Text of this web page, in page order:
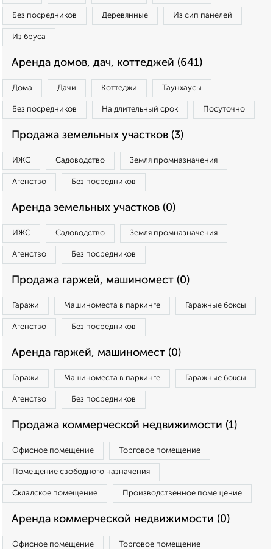
Без посредников Деревянные Из сип панелей
Из бруса
Аренда домов, дач, коттеджей (641)
Дома Дачи Коттеджи Таунхаусы
Без посредников На длительный срок Посуточно
Продажа земельных участков (3)
ИЖС Садоводство Земля промназначения
Агенство Без посредников
Аренда земельных участков (0)
ИЖС Садоводство Земля промназначения
Агенство Без посредников
Продажа гаржей, машиномест (0)
Гаражи Машиноместа в паркинге Гаражные боксы
Агенство Без посредников
Аренда гаржей, машиномест (0)
Гаражи Машиноместа в паркинге Гаражные боксы
Агенство Без посредников
Продажа коммерческой недвижимости (1)
Офисное помещение Торговое помещение
Помещение свободного назначения
Складское помещение Производственное помещение
Аренда коммерческой недвижимости (0)
Офисное помещение Торговое помещение